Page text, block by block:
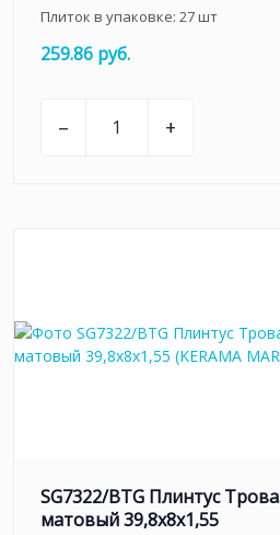
Плиток в упаковке: 27шт
259.86 руб.
– +
SG7322/BTG Плинтус
матовый 39,8x8x1,55